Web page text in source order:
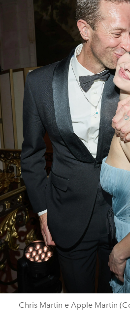
Chris Martin e Apple Martin